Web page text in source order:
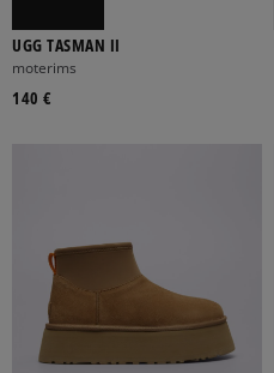
UGG TASMAN II
moterims
140 €